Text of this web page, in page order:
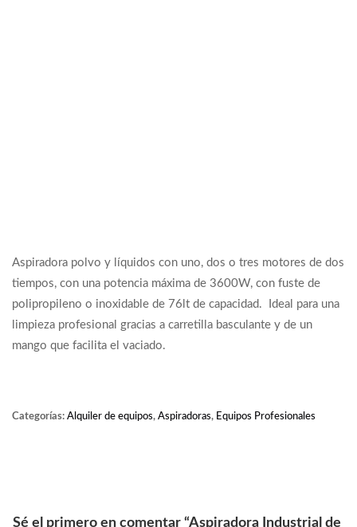
Aspiradora polvo y líquidos con uno, dos o tres motores de dos
tiempos, con una potencia máxima de 3600W, con fuste de
polipropileno o inoxidable de 76lt de capacidad. Ideal para una
limpieza profesional gracias a carretilla basculante y de un
mango que facilita el vaciado.
Categorías: Alquiler de equipos, Aspiradoras, Equipos Profesionales
Sé el primero en comentar “Aspiradora Industrial de